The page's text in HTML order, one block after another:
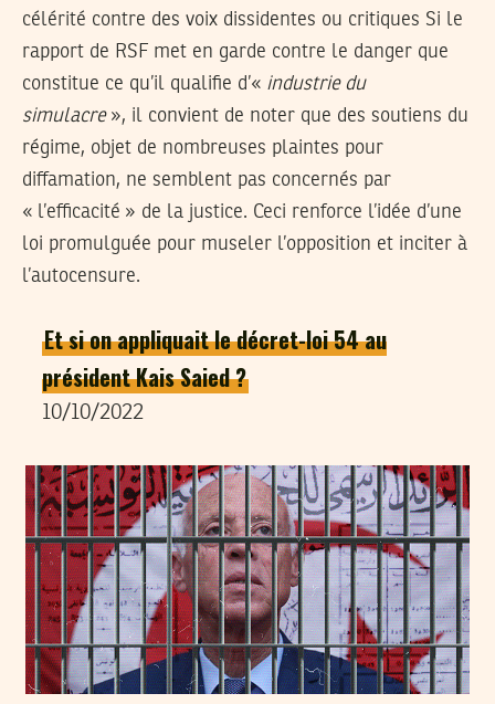
célérité contre des voix dissidentes ou critiques Si le
rapport de RSF met en garde contre le danger que
constitue ce qu’il qualifie d’« industrie du
simulacre», il convient de noter que des soutiens du
régime, objet de nombreuses plaintes pour
diffamation, ne semblent pas concernés par
« l’efficacité » de la justice. Ceci renforce l’idée d’une
loi promulguée pour museler l’opposition et inciter à
l’autocensure.
Et si on appliquait le décret-loi 54 au
président Kais Saied ?
10/10/2022